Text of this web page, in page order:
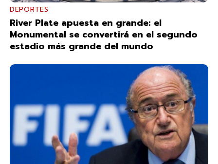
DEPORTES
River Plate apuesta en grande: el
Monumental se convertirá en el segundo
estadio más grande del mundo